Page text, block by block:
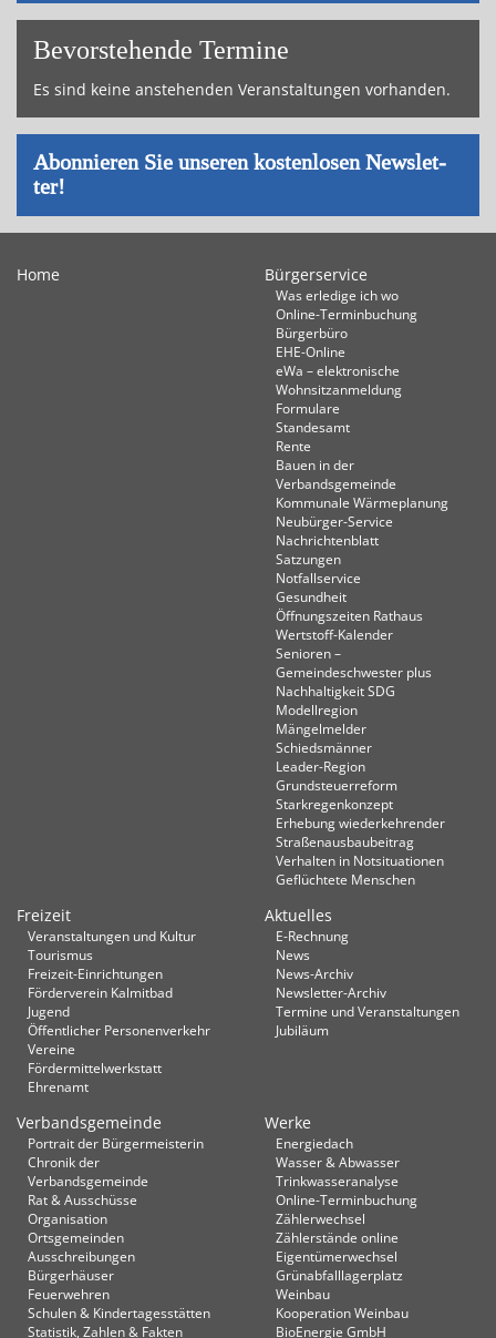
Bevor­ste­hende Ter­mi­ne
Es sind keine an­ste­hen­den Ver­an­stal­tun­gen vor­han­den.
Abon­nie­ren Sie un­se­ren kos­ten­lo­sen News­let­
ter!
Home Bürgerservice
Was erledige ich wo
Online-Terminbuchung
Bürgerbüro
EHE-Online
eWa – elektronische
Wohnsitzanmeldung
Formulare
Standesamt
Rente
Bauen in der
Verbandsgemeinde
Kommunale Wärmeplanung
Neubürger-Service
Nachrichtenblatt
Satzungen
Notfallservice
Gesundheit
Öffnungszeiten Rathaus
Wertstoff-Kalender
Senioren –
Gemeindeschwester plus
Nachhaltigkeit SDG
Modellregion
Mängelmelder
Schiedsmänner
Leader-Region
Grundsteuerreform
Starkregenkonzept
Erhebung wiederkehrender
Straßenausbaubeitrag
Verhalten in Not­situationen
Geflüchtete Menschen
Freizeit
Veranstaltungen und Kultur
Tourismus
Freizeit-Einrichtungen
Förderverein Kalmitbad
Jugend
Öffentlicher Personenverkehr
Vereine
Fördermittelwerkstatt
Ehrenamt
Aktuelles
E-Rechnung
News
News-Archiv
Newsletter-Archiv
Termine und Veranstaltungen
Jubiläum
Verbandsgemeinde
Portrait der Bürgermeisterin
Chronik der
Verbandsgemeinde
Rat & Ausschüsse
Organisation
Ortsgemeinden
Ausschreibungen
Bürgerhäuser
Feuerwehren
Schulen & Kindertagesstätten
Statistik, Zahlen & Fakten
Werke
Energiedach
Wasser & Abwasser
Trinkwasseranalyse
Online-Terminbuchung
Zählerwechsel
Zählerstände online
Eigentümerwechsel
Grünabfalllagerplatz
Weinbau
Kooperation Weinbau
BioEnergie GmbH